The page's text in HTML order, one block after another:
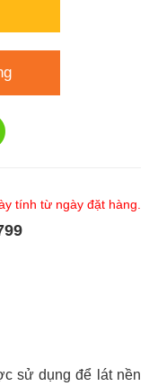
tính từ ngày đặt hàng.
sử dụng để lát nền